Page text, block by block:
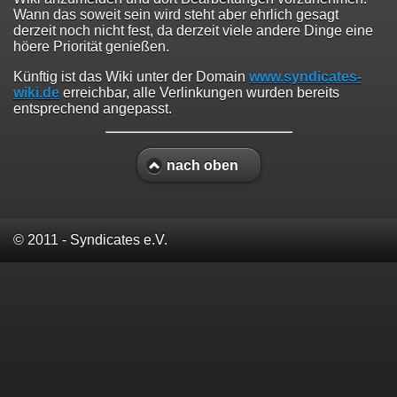
Wann das soweit sein wird steht aber ehrlich gesagt
derzeit noch nicht fest, da derzeit viele andere Dinge eine
höere Priorität genießen.
Künftig ist das Wiki unter der Domain www.syndicates-
wiki.de erreichbar, alle Verlinkungen wurden bereits
entsprechend angepasst.
nach oben
© 2011 - Syndicates e.V.